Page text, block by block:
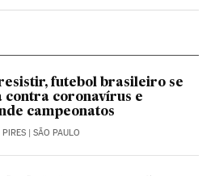
futebol brasileiro se
contra coronavírus e
campeonatos
PIRES | SÃO PAULO